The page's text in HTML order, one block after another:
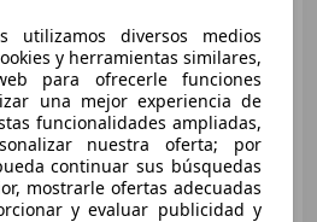
€ 17.990 1
Buen precio
Gasolina 107 kW (145 CV)
utilizamos diversos medios
y herramientas similares,
para ofrecerle funciones
una mejor experiencia de
funcionalidades ampliadas,
nuestra oferta; por
continuar sus búsquedas
mostrarle ofertas adecuadas
y evaluar publicidad y